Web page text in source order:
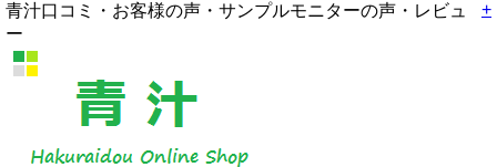
+
青汁口コミ・お客様の声・サンプルモニターの声・レビュ
ー